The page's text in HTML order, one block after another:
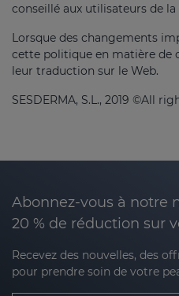
conseillé aux utilisateurs de
Lorsque des changements
cette politique en matière de
leur traduction sur le Web.
SESDERMA, S.L., 2019 ©All
Abonnez-vous à notre
20 % de réduction sur
Recevez des nouvelles, des
pour prendre soin de votre